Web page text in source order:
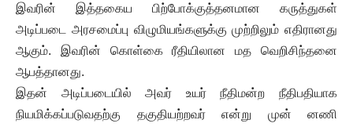
இவரின் இத்தகைய பிற்போக்குத்தனமான கருத்துகள்
அடிப்படை அரசமைப்பு விழுமியங்களுக்கு முற்றிலும் எதிரானது
ஆகும். இவரின் கொள்கை ரீதியிலான மத வெறிசிந்தனை
ஆபத்தானது.
இதன் அடிப்படையில் அவர் உயர் நீதிமன்ற நீதிபதியாக
நியமிக்கப்படுவதற்கு தகுதியற்றவர் என்று முன் னணி